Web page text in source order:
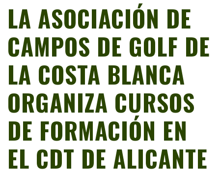
LA ASOCIACIÓN DE
CAMPOS DE GOLF DE
LA COSTA BLANCA
ORGANIZA CURSOS
DE FORMACIÓN EN
EL CDT DE ALICANTE